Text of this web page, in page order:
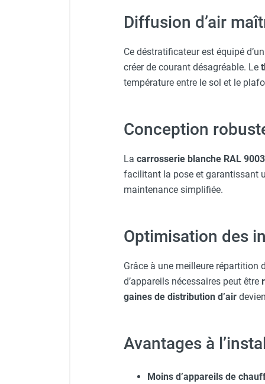
Chauffage FARM au gaz
Chauffage FARM au fioul
Chaudière fixe à eau
Aérotherme fixe mural
Aérotherme à eau chaude ou froide
Aérotherme pompe à chaleur
(détente directe)
Chauffage mobile électrique, fioul et
Chauffage électrique soufflant
Chauffage haute température pour
punaises de lit
Chauffage électrique infrarouge
Chauffage électrique par convection
cheminée et réservoir intégré
Chauffage fioul soufflant avec
Diffusion d’air
Ce déstratificateur est équipé d’un
créer de courant désagréable. Le
température entre le sol et le
Conception
La carrosserie blanche RAL 9003
facilitant la pose et garantissant
maintenance simplifiée.
Optimisation des
Grâce à une meilleure répartition
d’appareils nécessaires peut être
gaines de distribution d’air
Avantages à
Moins d’appareils de